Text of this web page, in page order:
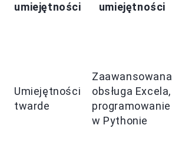
umiejętności
umiejętności
Umiejętności
twarde
Zaawansowana
obsługa Excela,
programowanie
w Pythonie